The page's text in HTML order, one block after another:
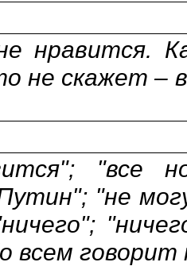
нравится.
не скажет –
"все
"не
всем говорит